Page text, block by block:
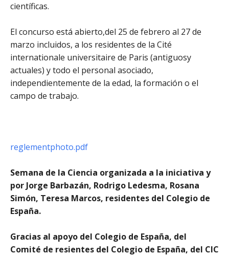
científicas.
El concurso está abierto,del 25 de febrero al 27 de
marzo incluidos, a los residentes de la Cité
internationale universitaire de Paris (antiguosy
actuales) y todo el personal asociado,
independientemente de la edad, la formación o el
campo de trabajo.
reglementphoto.pdf
Semana de la Ciencia organizada a la iniciativa y
por Jorge Barbazán, Rodrigo Ledesma, Rosana
Simón, Teresa Marcos, residentes del Colegio de
España.
Gracias al apoyo del Colegio de España, del
Comité de resientes del Colegio de España, del CIC